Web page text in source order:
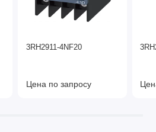
3RH2911-4NF20
Цена по запросу